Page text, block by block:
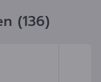
(136)